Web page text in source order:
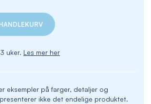
uker. Les mer her
eksempler på farger, detaljer og
ikke det endelige produktet.